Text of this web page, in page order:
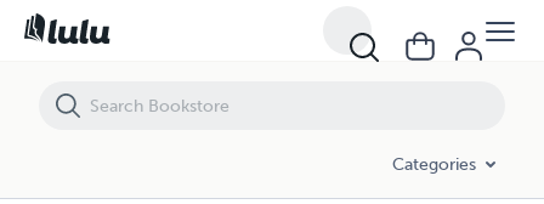
Categories
Capture Song Book Number 50df8a2bd08960942fb21a11